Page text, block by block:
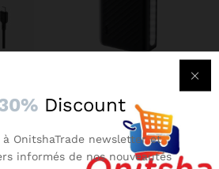
2A –
Oraimo Traveler 3 Lit –
Batterie Externe 27000 mAh
Ultra-Puissante
14899CFA 13409CFA
Discount
à OnitshaTrade newsletter et
informés de nos nouveautés